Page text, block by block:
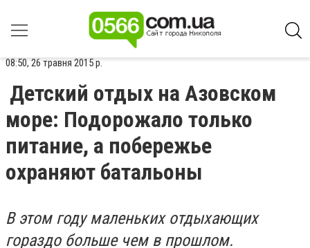
08:50, 26 травня 2015 р.
Детский отдых на Азовском
море: Подорожало только
питание, а побережье
охраняют батальоны
В этом году маленьких отдыхающих
гораздо больше чем в прошлом.